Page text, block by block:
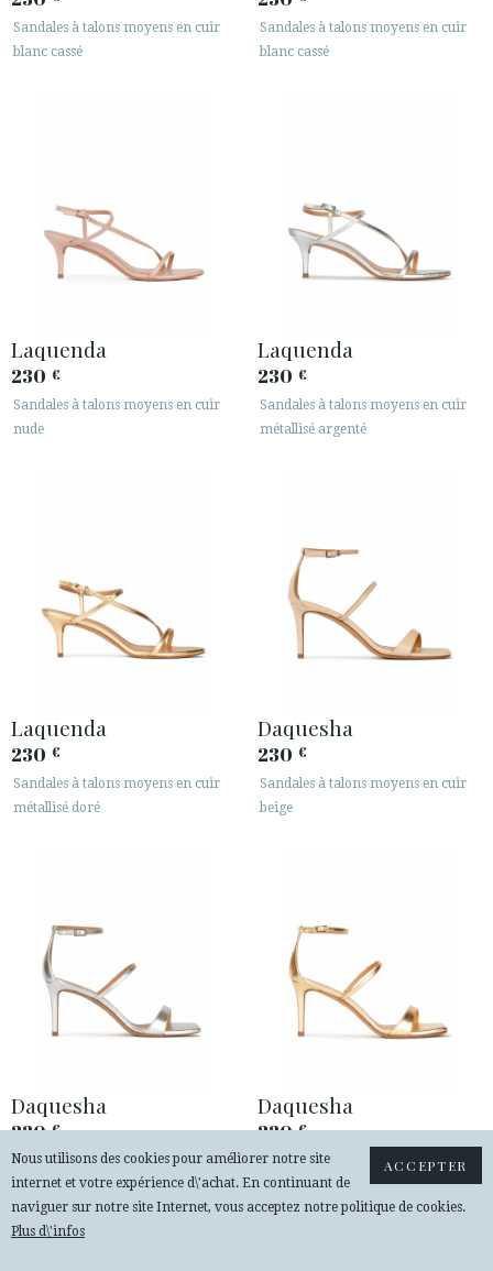
Sandales à talons moyens en cuir
blanc cassé
Sandales à talons moyens en cuir
blanc cassé
Laquenda
230 €
Sandales à talons moyens en cuir
nude
Laquenda
230 €
Sandales à talons moyens en cuir
métallisé argenté
Laquenda
230 €
Sandales à talons moyens en cuir
métallisé doré
Daquesha
230 €
Sandales à talons moyens en cuir
beige
Daquesha
230€
Sandales à talons moyens en cuir
métallisé argenté
Daquesha
230€
Sandales à talons moyens en cuir
métallisé doré
ACCEPTER
Nous utilisons des cookies pour améliorer notre site
internet et votre expérience d\'achat. En continuant de
naviguer sur notre site Internet, vous acceptez notre politique de cookies.
Plus d\'infos